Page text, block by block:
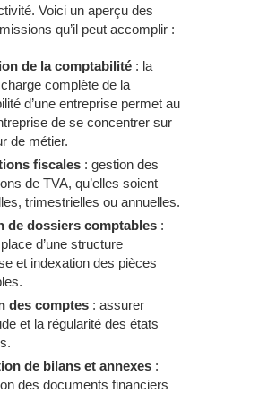
Voici un aperçu des
qu’il peut accomplir :
de la comptabilité : la
complète de la
d’une entreprise permet au
de se concentrer sur
de métier.
fiscales : gestion des
de TVA, qu’elles soient
trimestrielles ou annuelles.
de dossiers comptables :
d’une structure
et indexation des pièces
des comptes : assurer
et la régularité des états
de bilans et annexes :
des documents financiers